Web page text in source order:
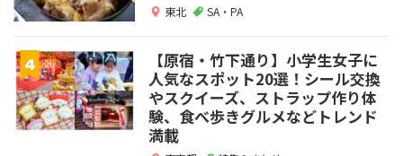
東北 SA・PA
【原宿・竹下通り】小学生女子に
人気なスポット20選！シール交換
やスクイーズ、ストラップ作り体
験、食べ歩きグルメなどトレンド
満載